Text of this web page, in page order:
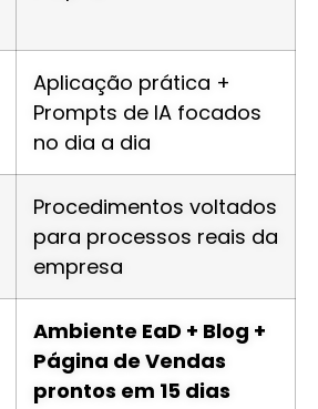
Aplicação prática +
Prompts de IA focados
no dia a dia
Procedimentos voltados
para processos reais da
empresa
Ambiente EaD + Blog +
Página de Vendas
prontos em 15 dias